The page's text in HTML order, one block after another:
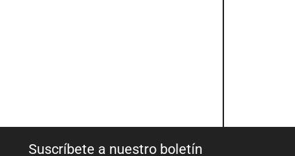
Suscríbete a nuestro boletín